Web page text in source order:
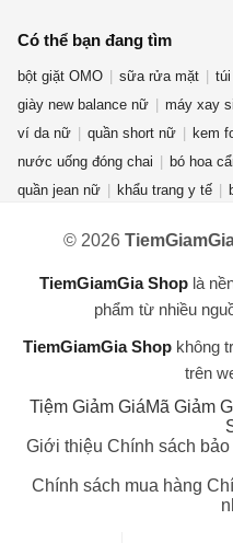
Có thể bạn đang tìm
bột giặt OMO sữa rửa mặt
giày new balance nữ
máy xay
ví da nữ
quần short nữ kem
nước uống đóng chai
bó hoa
quần jean nữ
khẩu trang y tế
dụng cụ nhà bếp
chuồng mèo
bàn ghế gấp gọn
máy hàn laser
máy lọc nước RO
gấu bông
© 2026
TiemGiamGia Shoplà
phẩm từ nhiều
TiemGiamGia Shopkhông
trên
Tiệm Giảm GiáMã Giảm
Giới thiệu Chính sách bảo
Chính sách mua hàng